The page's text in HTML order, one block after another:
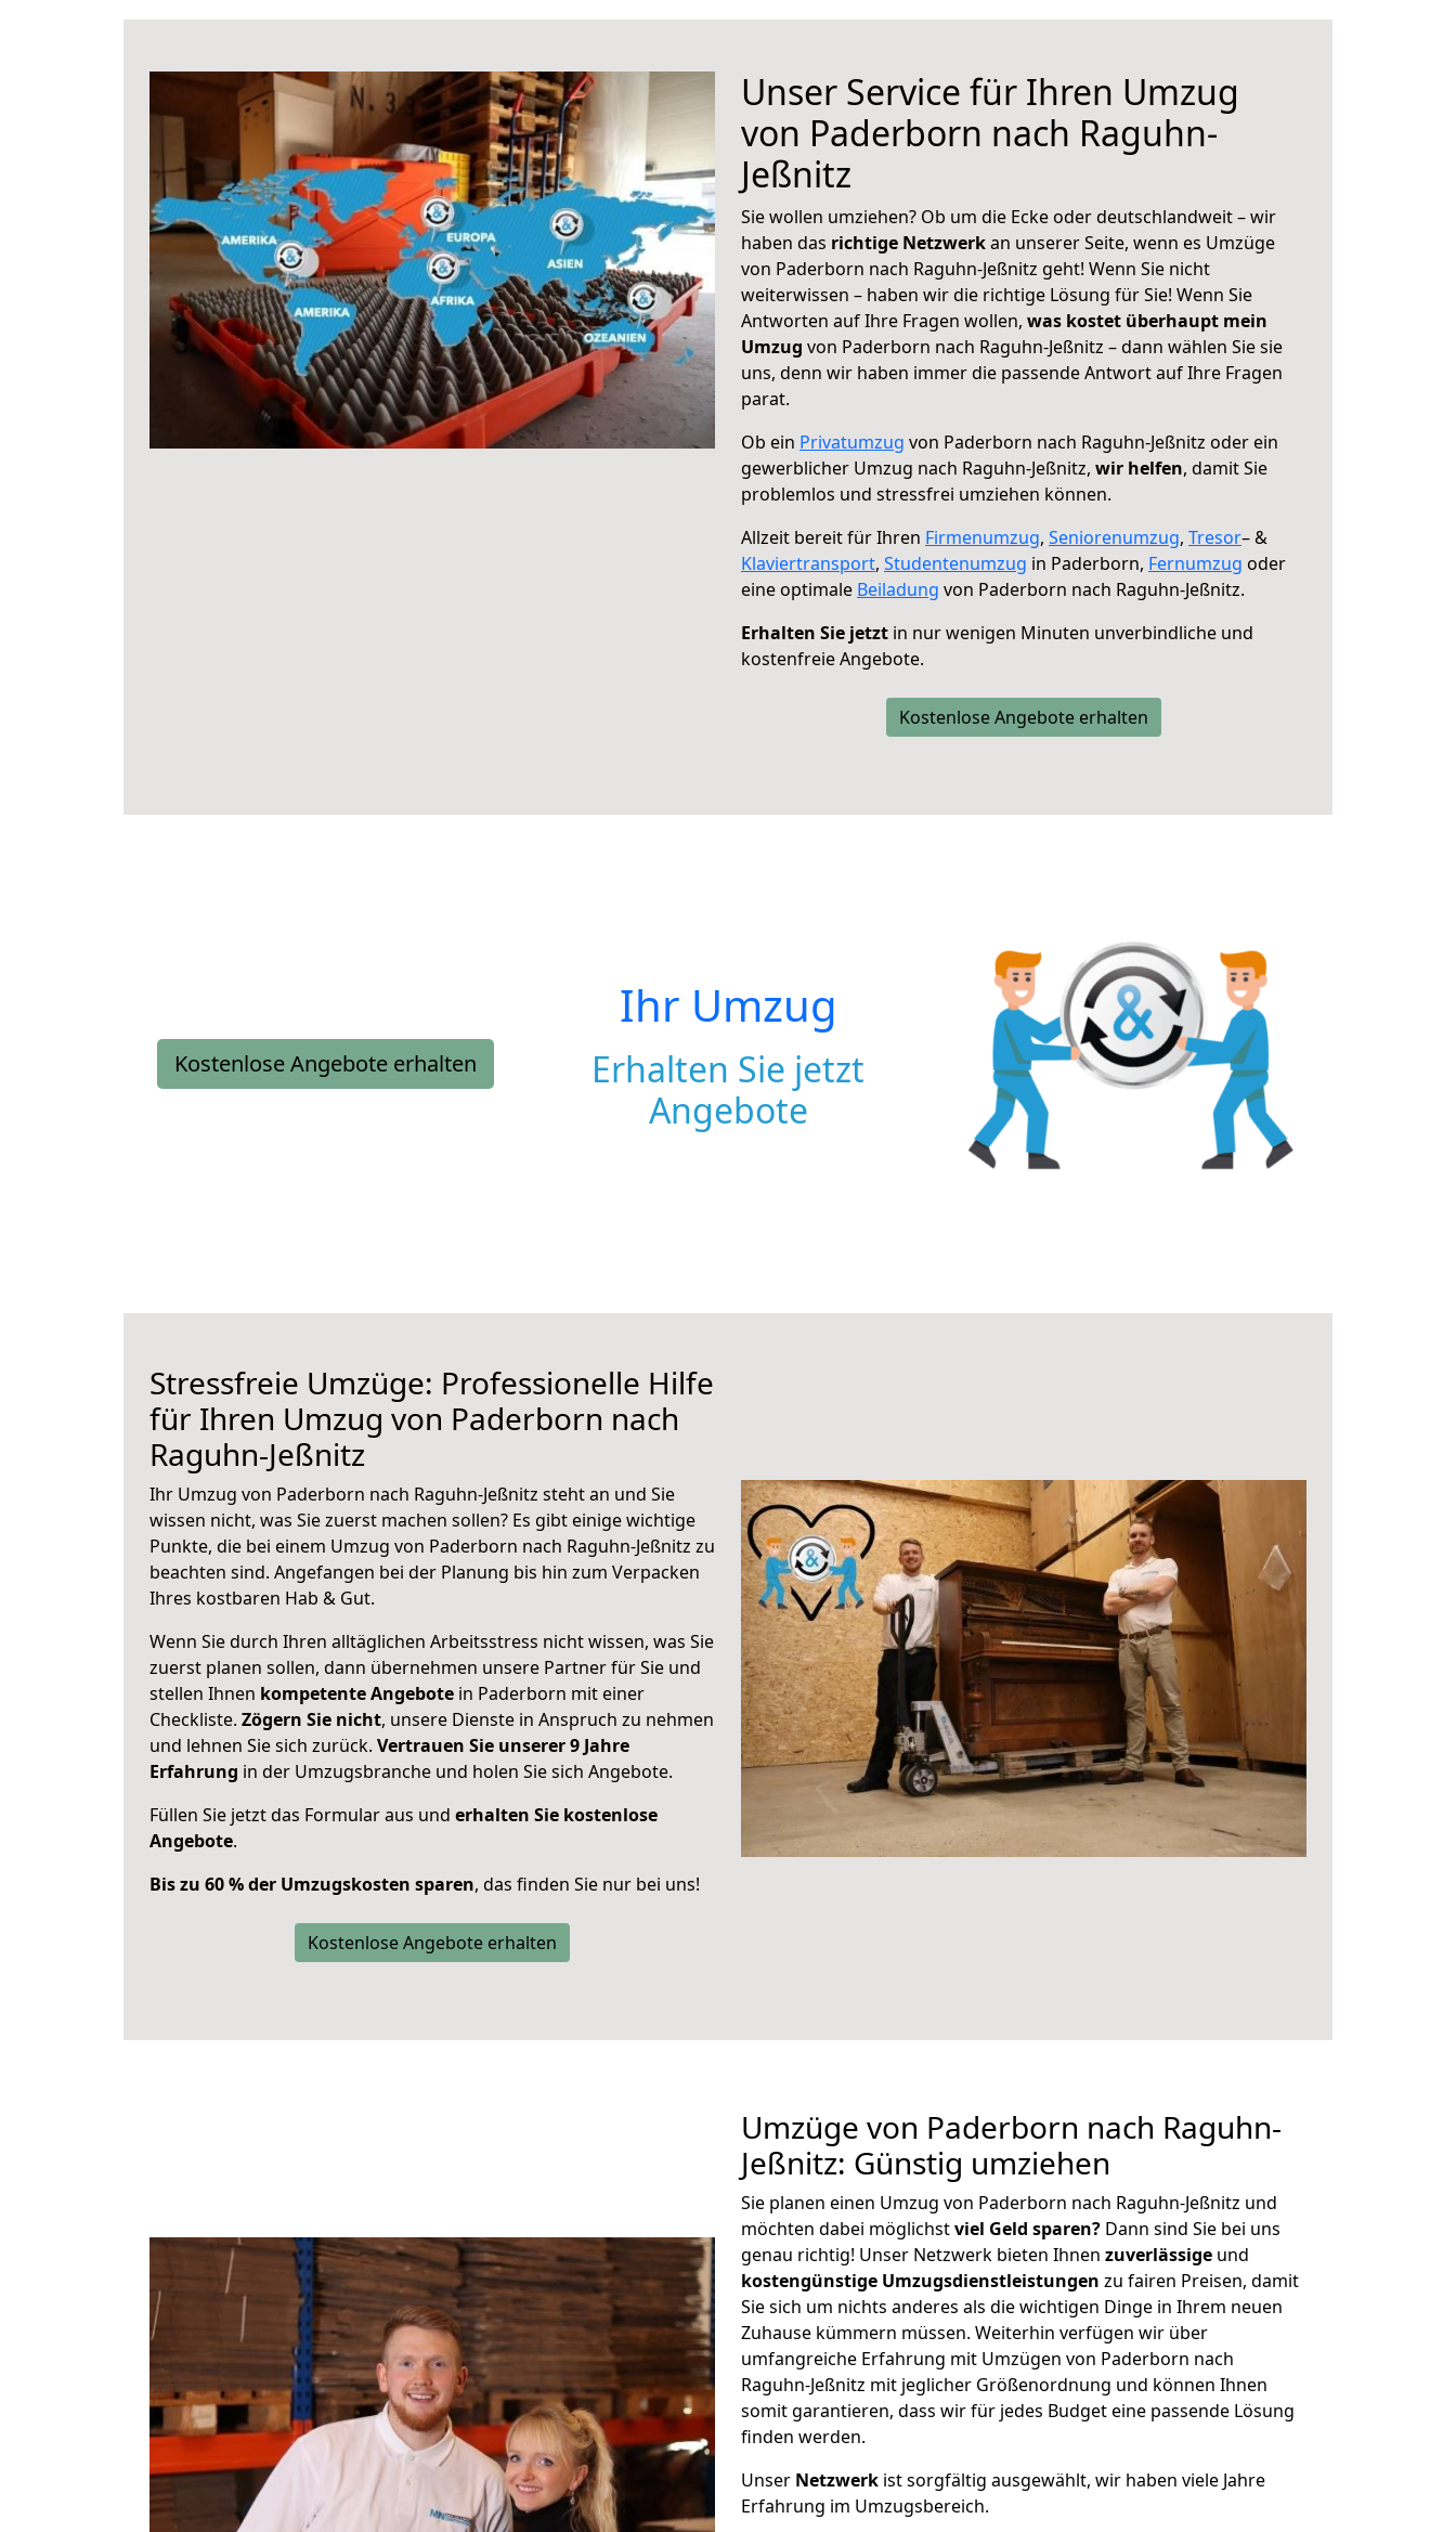
Unser Service für Ihren Umzug
von Paderborn nach Raguhn-
Jeßnitz
Sie wollen umziehen? Ob um die Ecke oder deutschlandweit – wir
haben das richtige Netzwerkan unserer Seite, wenn es Umzüge
von Paderborn nach Raguhn-Jeßnitz geht! Wenn Sie nicht
weiterwissen – haben wir die richtige Lösung für Sie! Wenn Sie
Antworten auf Ihre Fragen wollen, was kostet überhaupt mein
Umzug von Paderborn nach Raguhn-Jeßnitz – dann wählen Sie sie
uns, denn wir haben immer die passende Antwort auf Ihre Fragen
parat.
Ob ein Privatumzug von Paderborn nach Raguhn-Jeßnitz oder ein
gewerblicher Umzug nach Raguhn-Jeßnitz, wir helfen, damit Sie
problemlos und stressfrei umziehen können.
Allzeit bereit für Ihren Firmenumzug, Seniorenumzug, Tresor– &
Klaviertransport, Studentenumzug in Paderborn, Fernumzug oder
eine optimale Beiladung von Paderborn nach Raguhn-Jeßnitz.
Erhalten Sie jetzt in nur wenigen Minuten unverbindliche und
kostenfreie Angebote.
Kostenlose Angebote erhalten
Kostenlose Angebote erhalten
Ihr Umzug
Erhalten Sie jetzt
Angebote
Stressfreie Umzüge: Professionelle Hilfe
für Ihren Umzug von Paderborn nach
Raguhn-Jeßnitz
Ihr Umzug von Paderborn nach Raguhn-Jeßnitz steht an und Sie
wissen nicht, was Sie zuerst machen sollen? Es gibt einige wichtige
Punkte, die bei einem Umzug von Paderborn nach Raguhn-Jeßnitz zu
beachten sind. Angefangen bei der Planung bis hin zum Verpacken
Ihres kostbaren Hab & Gut.
Wenn Sie durch Ihren alltäglichen Arbeitsstress nicht wissen, was Sie
zuerst planen sollen, dann übernehmen unsere Partner für Sie und
stellen Ihnen kompetente Angebote in Paderborn mit einer
Checkliste. Zögern Sie nicht, unsere Dienste in Anspruch zu nehmen
und lehnen Sie sich zurück. Vertrauen Sie unserer 9 Jahre
Erfahrung in der Umzugsbranche und holen Sie sich Angebote.
Füllen Sie jetzt das Formular aus und erhalten Sie kostenlose
Angebote.
Bis zu 60 % der Umzugskosten sparen, das finden Sie nur bei uns!
Kostenlose Angebote erhalten
Umzüge von Paderborn nach Raguhn-
Jeßnitz: Günstig umziehen
Sie planen einen Umzug von Paderborn nach Raguhn-Jeßnitz und
möchten dabei möglichstviel Geld sparen? Dann sind Sie bei uns
genau richtig! Unser Netzwerk bieten Ihnen zuverlässige und
kostengünstige Umzugsdienstleistungen zu fairen Preisen, damit
Sie sich um nichts anderes als die wichtigen Dinge in Ihrem neuen
Zuhause kümmern müssen. Weiterhin verfügen wir über
umfangreiche Erfahrung mit Umzügen von Paderborn nach
Raguhn-Jeßnitz mit jeglicher Größenordnung und können Ihnen
somit garantieren, dass wir für jedes Budget eine passende Lösung
finden werden.
Unser Netzwerk ist sorgfältig ausgewählt, wir haben viele Jahre
Erfahrung im Umzugsbereich.